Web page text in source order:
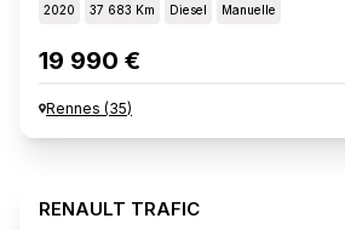
2020 37 683 Km Diesel Manuelle
19 990 €
Rennes (35)
RENAULT TRAFIC